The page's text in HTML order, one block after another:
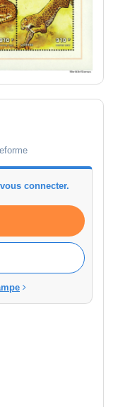
connecter.